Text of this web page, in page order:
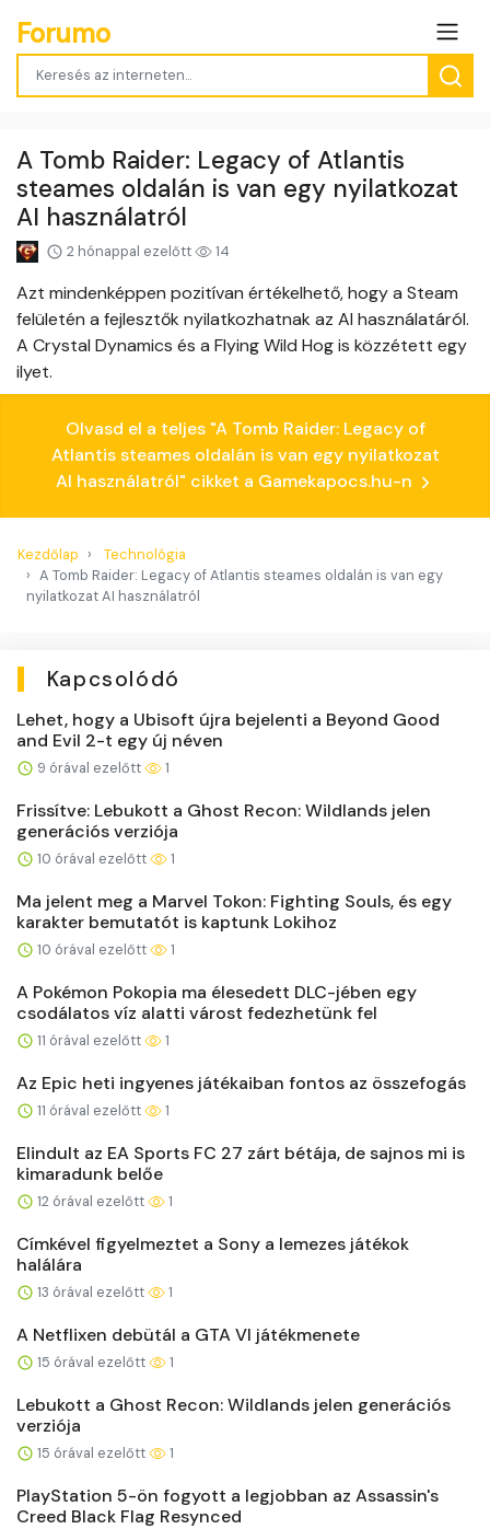
Forumo
A Tomb Raider: Legacy of Atlantis
steames oldalán is van egy nyilatkozat
AI használatról
2 hónappal ezelőtt 14
Azt mindenképpen pozitívan értékelhető, hogy a Steam
felületén a fejlesztők nyilatkozhatnak az AI használatáról.
A Crystal Dynamics és a Flying Wild Hog is közzétett egy
ilyet.
Olvasd el a teljes "A Tomb Raider: Legacy of
Atlantis steames oldalán is van egy nyilatkozat
AI használatról" cikket a Gamekapocs.hu-n
Kezdőlap
Technológia
A Tomb Raider: Legacy of Atlantis steames oldalán is van egy
nyilatkozat AI használatról
Kapcsolódó
Lehet, hogy a Ubisoft újra bejelenti a Beyond Good
and Evil 2-t egy új néven
9 órával ezelőtt 1
Frissítve: Lebukott a Ghost Recon: Wildlands jelen
generációs verziója
10 órával ezelőtt 1
Ma jelent meg a Marvel Tokon: Fighting Souls, és egy
karakter bemutatót is kaptunk Lokihoz
10 órával ezelőtt 1
A Pokémon Pokopia ma élesedett DLC-jében egy
csodálatos víz alatti várost fedezhetünk fel
11 órával ezelőtt 1
Az Epic heti ingyenes játékaiban fontos az összefogás
11 órával ezelőtt 1
Elindult az EA Sports FC 27 zárt bétája, de sajnos mi is
kimaradunk belőe
12 órával ezelőtt 1
Címkével figyelmeztet a Sony a lemezes játékok
halálára
13 órával ezelőtt 1
A Netflixen debütál a GTA VI játékmenete
15 órával ezelőtt 1
Lebukott a Ghost Recon: Wildlands jelen generációs
verziója
15 órával ezelőtt 1
PlayStation 5-ön fogyott a legjobban az Assassin's
Creed Black Flag Resynced